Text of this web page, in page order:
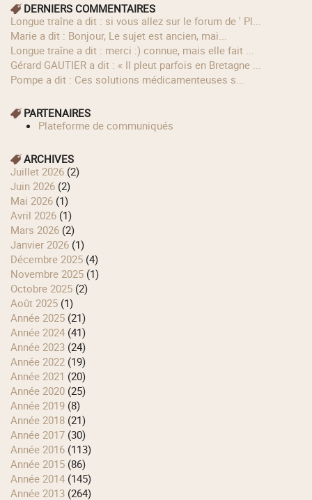
DERNIERS COMMENTAIRES
longue traîne a dit : si vous allez sur le forum de ' Pl...
Marie a dit : Bonjour, Le sujet est ancien, mai...
longue traîne a dit : merci :) connue, mais elle fait ...
Gérard GAUTIER a dit : « Il pleut parfois en Bretagne ...
Pompe a dit : Ces solutions médicamenteuses s...
PARTENAIRES
Plateforme de communiqués
ARCHIVES
juillet 2026 (2)
juin 2026 (2)
mai 2026 (1)
avril 2026 (1)
mars 2026 (2)
janvier 2026 (1)
décembre 2025 (4)
novembre 2025 (1)
octobre 2025 (2)
août 2025 (1)
année 2025 (21)
année 2024 (41)
année 2023 (24)
année 2022 (19)
année 2021 (20)
année 2020 (25)
année 2019 (8)
année 2018 (21)
année 2017 (30)
année 2016 (113)
année 2015 (86)
année 2014 (145)
année 2013 (264)